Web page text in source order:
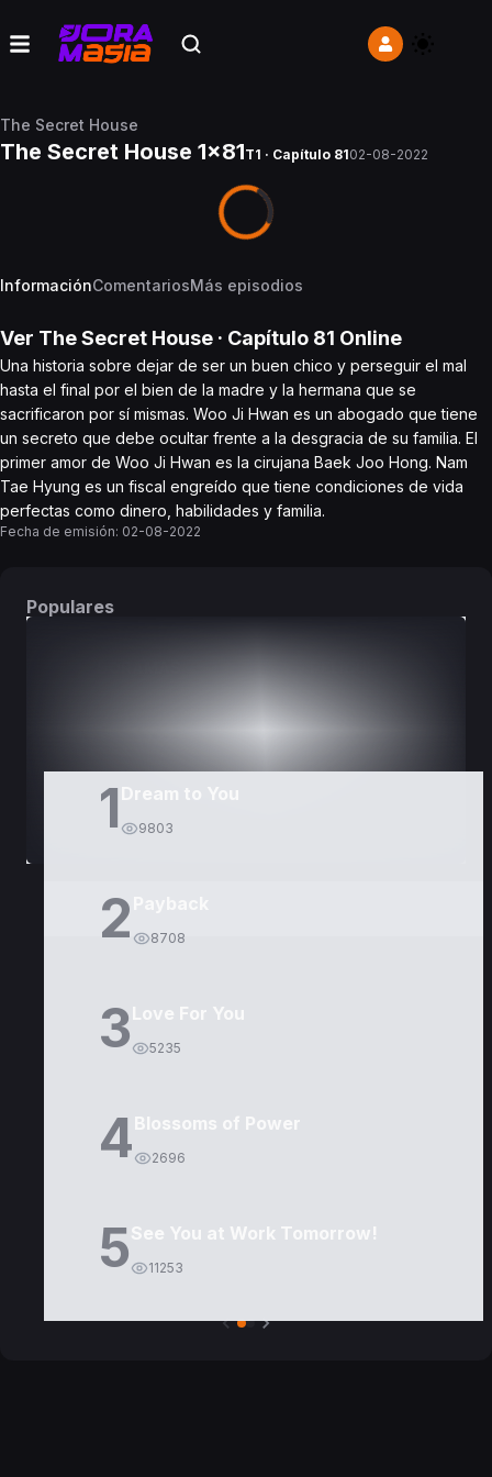
The Secret House
The Secret House 1x81T1 · Capítulo 8102-08-2022
InformaciónComentariosMás episodios
Ver The Secret House · Capítulo 81 Online
Una historia sobre dejar de ser un buen chico y perseguir el mal
hasta el final por el bien de la madre y la hermana que se
sacrificaron por sí mismas. Woo Ji Hwan es un abogado que tiene
un secreto que debe ocultar frente a la desgracia de su familia. El
primer amor de Woo Ji Hwan es la cirujana Baek Joo Hong. Nam
Tae Hyung es un fiscal engreído que tiene condiciones de vida
perfectas como dinero, habilidades y familia.
Fecha de emisión: 02-08-2022
Populares
1 Dream to You
9803
2 8708
3Love For You
5235
4Blossoms of Power
2696
5See You at Work Tomorrow!
11253